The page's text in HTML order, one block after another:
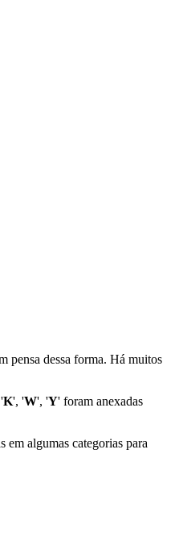
pensa dessa forma. Há muitos
K', 'W', 'Y' foram anexadas
em algumas categorias para